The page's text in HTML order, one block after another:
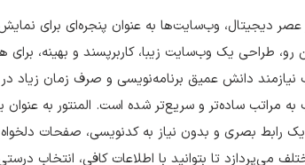
عصر دیجیتال، وب‌سایت‌ها به عنوان پنجره‌ای برای
رو، طراحی یک وب‌سایت زیبا، کاربرپسند و بهینه،
نیازمند دانش عمیق برنامه‌نویسی و صرف زمان زیاد
به مراتب ساده‌تر و سریع‌تر شده است. المنتور به عنوان
یک رابط بصری و بدون نیاز به کدنویسی، صفحات دلخواه
می‌پردازد تا بتوانید با اطلاعات کافی، انتخاب